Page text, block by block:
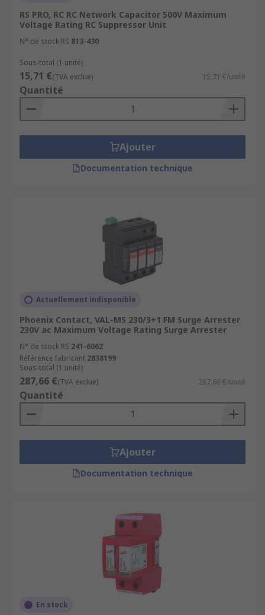
RS PRO, RC RC Network Capacitor 500V Maximum
Voltage Rating RC Suppressor Unit
N° de stock RS 813-430
Sous-total (1 unité)
15,71 €(TVA exclue) 15,71 €/unité
Quantité
Ajouter
Documentation technique
Actuellement indisponible
Phoenix Contact, VAL-MS 230/3+1 FM Surge Arrester
230V ac Maximum Voltage Rating Surge Arrester
N° de stock RS 241-6062
Référence fabricant 2838199
Sous-total (1 unité)
287,66 €(TVA exclue) 287,66 €/unité
Quantité
Ajouter
Documentation technique
En stock